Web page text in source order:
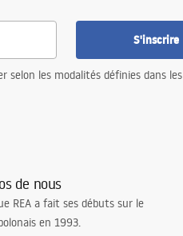
S'inscrire
selon les modalités définies dans les
de nous
REA a fait ses débuts sur le
en 1993.